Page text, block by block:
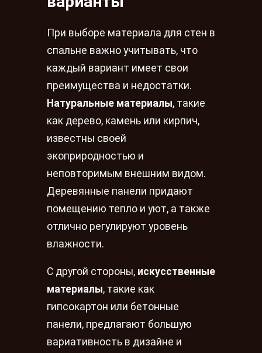
При выборе материала для стен в
спальне важно учитывать, что
каждый вариант имеет свои
преимущества и недостатки.
Натуральные материалы, такие
как дерево, камень или кирпич,
известны своей
экоприродностью и
неповторимым внешним видом.
Деревянные панели придают
помещению тепло и уют, а также
отлично регулируют уровень
влажности.
С другой стороны, искусственные
материалы, такие как
гипсокартон или бетонные
панели, предлагают большую
вариативность в дизайне и